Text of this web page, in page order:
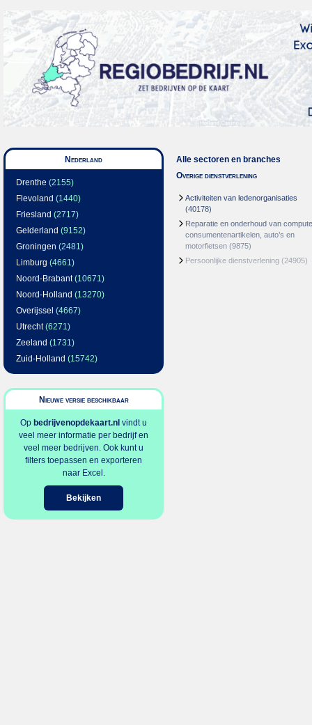
Nederland
Drenthe (2155)
Flevoland (1440)
Friesland (2717)
Gelderland (9152)
Groningen (2481)
Limburg (4661)
Noord-Brabant(10671)
Noord-Holland (13270)
Overijssel (4667)
Utrecht(6271)
Zeeland (1731)
Zuid-Holland (15742)
Nieuwe versie beschikbaar
Op bedrijvenopdekaart.nl vindt u
veel meer informatie per bedrijf en
veel meer bedrijven. Ook kunt u
filters toepassen en exporteren
naar Excel.
Bekijken
Alle sectoren en branches
Overige dienstverlening
Activiteiten van ledenorganisaties
(40178)
Reparatie en onderhoud van
consumentenartikelen, auto’s en
motorfietsen (9875)
Persoonlijke dienstverlening (24905)